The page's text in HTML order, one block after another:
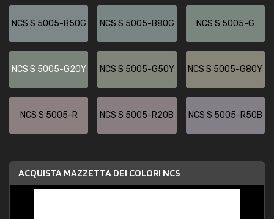
NCS S 5005-B50G NCS S 5005-B80G NCS S 5005-G
NCS S 5005-G20Y NCS S 5005-G50Y NCS S 5005-G80Y
NCS S 5005-R NCS S 5005-R20B NCS S 5005-R50B
ACQUISTA MAZZETTA DEI COLORI NCS